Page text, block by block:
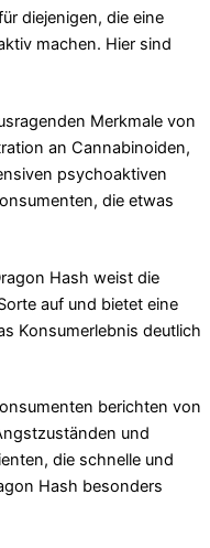
diejenigen, die eine
machen. Hier sind
Merkmale von
an Cannabinoiden,
psychoaktiven
die etwas
Hash weist die
auf und bietet eine
Konsumerlebnis deutlich
berichten von
und
die schnelle und
Hash besonders